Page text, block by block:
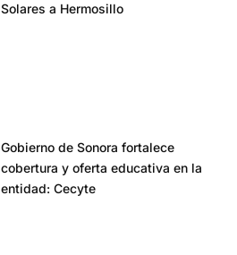
Solares a Hermosillo
Gobierno de Sonora fortalece
cobertura y oferta educativa en la
entidad: Cecyte